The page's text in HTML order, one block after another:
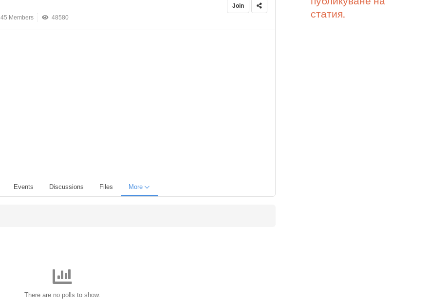
45 Members 48580
Join
Events Discussions Files More
There are no polls to show.
статия.